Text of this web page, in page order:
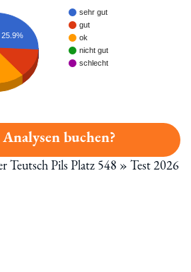
sehr gut
gut
ok
nicht gut
schlecht
25.9%
buchen?
Teutsch Pils Platz 548 » Test 2026